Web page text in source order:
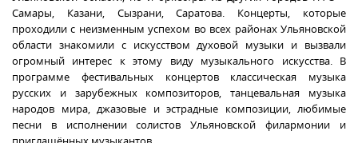
Самары, Казани, Сызрани, Саратова. Концерты, которые
проходили с неизменным успехом во всех районах Ульяновской
области знакомили с искусством духовой музыки и вызвали
огромный интерес к этому виду музыкального искусства. В
программе фестивальных концертов классическая музыка
русских и зарубежных композиторов, танцевальная музыка
народов мира, джазовые и эстрадные композиции, любимые
песни в исполнении солистов Ульяновской филармонии и